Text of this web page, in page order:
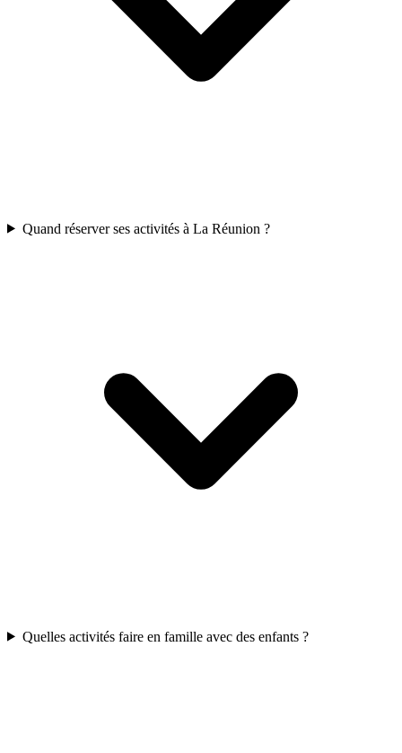
Quand réserver ses activités à La Réunion ?
Quelles activités faire en famille avec des enfants ?